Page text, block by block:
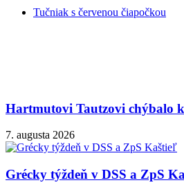
Tučniak s červenou čiapočkou
Hartmutovi Tautzovi chýbalo
7. augusta 2026
Grécky týždeň v DSS a ZpS